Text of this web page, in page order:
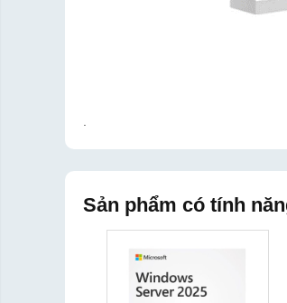
.
Sản phẩm có tính